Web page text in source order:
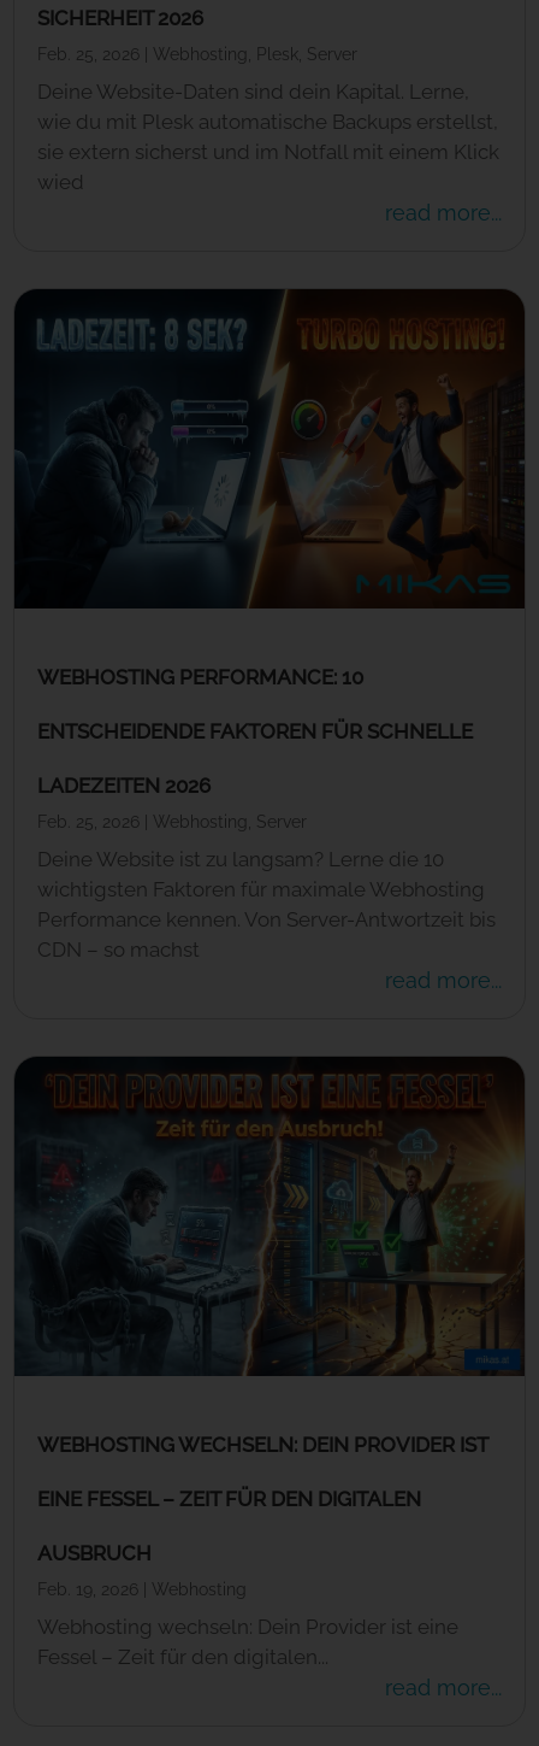
SICHERHEIT 2026
Feb. 25, 2026 Webhosting Plesk Server
Deine Website-Daten sind dein Kapital. Lerne,
wie du mit Plesk automatische Backups erstellst,
sie extern sicherst und im Notfall mit einem Klick
wied
read more...
WEBHOSTING PERFORMANCE: 10
ENTSCHEIDENDE FAKTOREN FÜR SCHNELLE
LADEZEITEN 2026
Feb. 25, 2026 Webhosting Server
Deine Website ist zu langsam? Lerne die 10
wichtigsten Faktoren für maximale Webhosting
Performance kennen. Von Server-Antwortzeit bis
CDN – so machst
read more...
WEBHOSTING WECHSELN: DEIN PROVIDER IST
EINE FESSEL – ZEIT FÜR DEN DIGITALEN
AUSBRUCH
Feb. 19, 2026 Webhosting
Webhosting wechseln: Dein Provider ist eine
Fessel – Zeit für den digitalen...
read more...